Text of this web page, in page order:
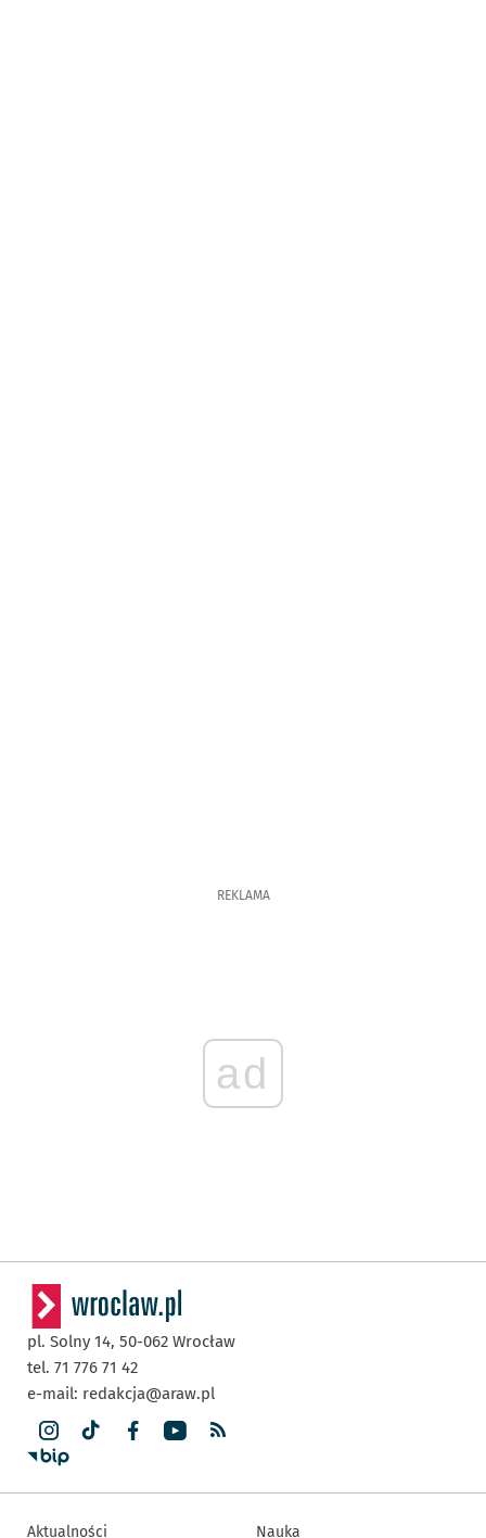
REKLAMA
ad
pl. Solny 14, 50-062 Wrocław
tel. 71 776 71 42
e-mail: redakcja@araw.pl
Aktualności Nauka